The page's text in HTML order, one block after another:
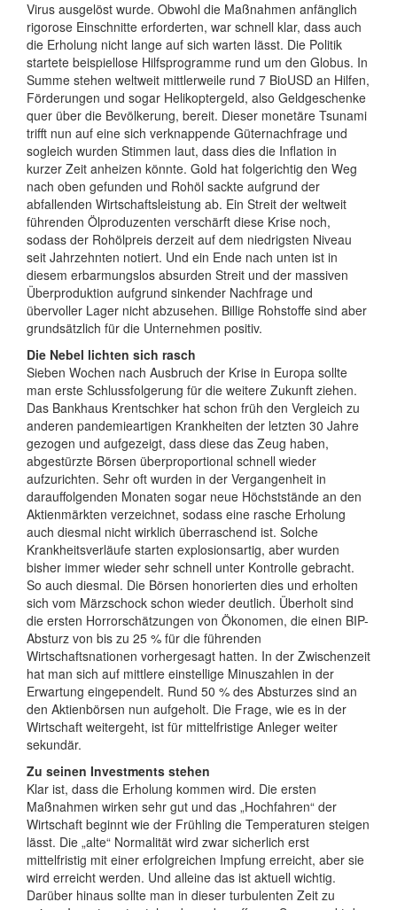
Virus ausgelöst wurde. Obwohl die Maßnahmen anfänglich
rigorose Einschnitte erforderten, war schnell klar, dass auch
die Erholung nicht lange auf sich warten lässt. Die Politik
startete beispiellose Hilfsprogramme rund um den Globus. In
Summe stehen weltweit mittlerweile rund 7 BioUSD an Hilfen,
Förderungen und sogar Helikoptergeld, also Geldgeschenke
quer über die Bevölkerung, bereit. Dieser monetäre Tsunami
trifft nun auf eine sich verknappende Güternachfrage und
sogleich wurden Stimmen laut, dass dies die Inflation in
kurzer Zeit anheizen könnte. Gold hat folgerichtig den Weg
nach oben gefunden und Rohöl sackte aufgrund der
abfallenden Wirtschaftsleistung ab. Ein Streit der weltweit
führenden Ölproduzenten verschärft diese Krise noch,
sodass der Rohölpreis derzeit auf dem niedrigsten Niveau
seit Jahrzehnten notiert. Und ein Ende nach unten ist in
diesem erbarmungslos absurden Streit und der massiven
Überproduktion aufgrund sinkender Nachfrage und
übervoller Lager nicht abzusehen. Billige Rohstoffe sind aber
grundsätzlich für die Unternehmen positiv.
Die Nebel lichten sich rasch
Sieben Wochen nach Ausbruch der Krise in Europa sollte
man erste Schlussfolgerung für die weitere Zukunft ziehen.
Das Bankhaus Krentschker hat schon früh den Vergleich zu
anderen pandemieartigen Krankheiten der letzten 30 Jahre
gezogen und aufgezeigt, dass diese das Zeug haben,
abgestürzte Börsen überproportional schnell wieder
aufzurichten. Sehr oft wurden in der Vergangenheit in
darauffolgenden Monaten sogar neue Höchststände an den
Aktienmärkten verzeichnet, sodass eine rasche Erholung
auch diesmal nicht wirklich überraschend ist. Solche
Krankheitsverläufe starten explosionsartig, aber wurden
bisher immer wieder sehr schnell unter Kontrolle gebracht.
So auch diesmal. Die Börsen honorierten dies und erholten
sich vom Märzschock schon wieder deutlich. Überholt sind
die ersten Horrorschätzungen von Ökonomen, die einen BIP-
Absturz von bis zu 25 % für die führenden
Wirtschaftsnationen vorhergesagt hatten. In der Zwischenzeit
hat man sich auf mittlere einstellige Minuszahlen in der
Erwartung eingependelt. Rund 50 % des Absturzes sind an
den Aktienbörsen nun aufgeholt. Die Frage, wie es in der
Wirtschaft weitergeht, ist für mittelfristige Anleger weiter
sekundär.
Zu seinen Investments stehen
Klar ist, dass die Erholung kommen wird. Die ersten
Maßnahmen wirken sehr gut und das „Hochfahren“ der
Wirtschaft beginnt wie der Frühling die Temperaturen steigen
lässt. Die „alte“ Normalität wird zwar sicherlich erst
mittelfristig mit einer erfolgreichen Impfung erreicht, aber sie
wird erreicht werden. Und alleine das ist aktuell wichtig.
Darüber hinaus sollte man in dieser turbulenten Zeit zu